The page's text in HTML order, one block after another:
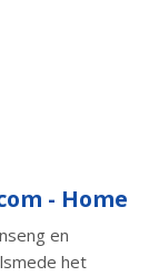
- Home
en
het